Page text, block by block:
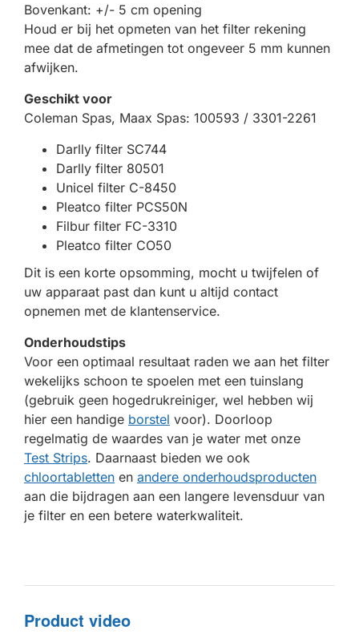
Bovenkant: +/- 5 cm opening
Houd er bij het opmeten van het filter rekening
mee dat de afmetingen tot ongeveer 5 mm kunnen
afwijken.
Geschikt voor
Coleman Spas, Maax Spas: 100593 / 3301-2261
Darlly filter SC744
Darlly filter 80501
Unicel filter C-8450
Pleatco filter PCS50N
Filbur filter FC-3310
Pleatco filter CO50
Dit is een korte opsomming, mocht u twijfelen of
uw apparaat past dan kunt u altijd contact
opnemen met de klantenservice.
Onderhoudstips
Voor een optimaal resultaat raden we aan het filter
wekelijks schoon te spoelen met een tuinslang
(gebruik geen hogedrukreiniger, wel hebben wij
hier een handige borstel voor). Doorloop
regelmatig de waardes van je water met onze
Test Strips. Daarnaast bieden we ook
chloortabletten en andere onderhoudsproducten
aan die bijdragen aan een langere levensduur van
je filter en een betere waterkwaliteit.
Product video